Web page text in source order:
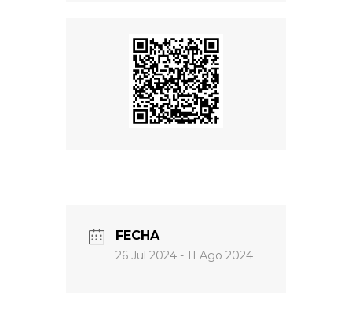
FECHA
26 Jul 2024 - 11 Ago 2024